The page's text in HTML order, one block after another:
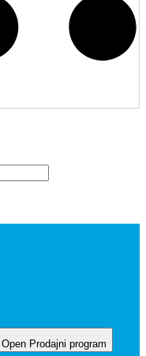
Open Prodajni program